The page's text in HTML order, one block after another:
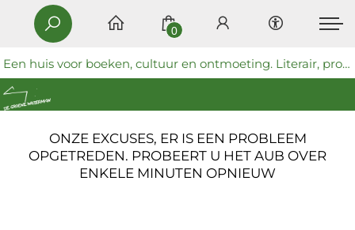
Een huis voor boeken, cultuur en ontmoeting. Literair, progressief en coöperatief.
0
ONZE EXCUSES, ER IS EEN PROBLEEM
OPGETREDEN. PROBEERT U HET AUB OVER
ENKELE MINUTEN OPNIEUW